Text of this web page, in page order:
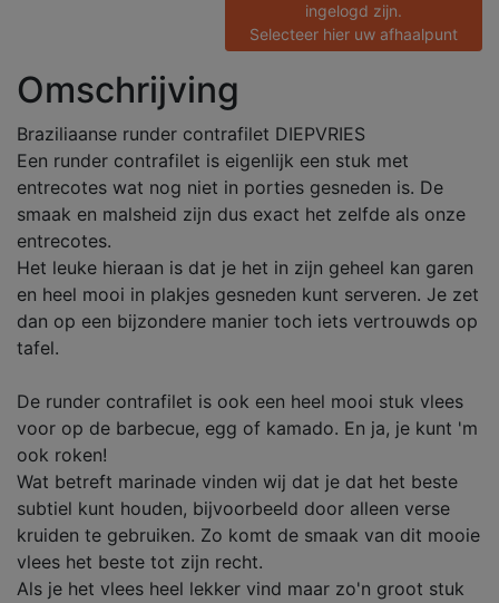
ingelogd zijn.
Selecteer hier uw afhaalpunt
Omschrijving
Braziliaanse runder contrafilet DIEPVRIES
Een runder contrafilet is eigenlijk een stuk met
entrecotes wat nog niet in porties gesneden is. De
smaak en malsheid zijn dus exact het zelfde als onze
entrecotes.
Het leuke hieraan is dat je het in zijn geheel kan garen
en heel mooi in plakjes gesneden kunt serveren. Je zet
dan op een bijzondere manier toch iets vertrouwds op
tafel.
De runder contrafilet is ook een heel mooi stuk vlees
voor op de barbecue, egg of kamado. En ja, je kunt 'm
ook roken!
Wat betreft marinade vinden wij dat je dat het beste
subtiel kunt houden, bijvoorbeeld door alleen verse
kruiden te gebruiken. Zo komt de smaak van dit mooie
vlees het beste tot zijn recht.
Als je het vlees heel lekker vind maar zo'n groot stuk